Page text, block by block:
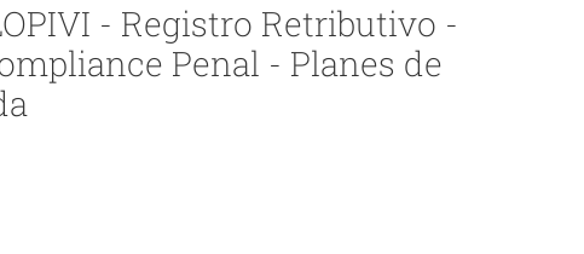
- Registro Retributivo -
Penal - Planes de